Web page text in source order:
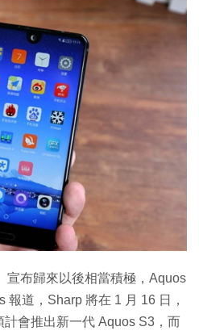
宣布歸來以後相當積極，Aquos
報道，Sharp 將在 1 月 16 日，
會推出新一代 Aquos S3，而